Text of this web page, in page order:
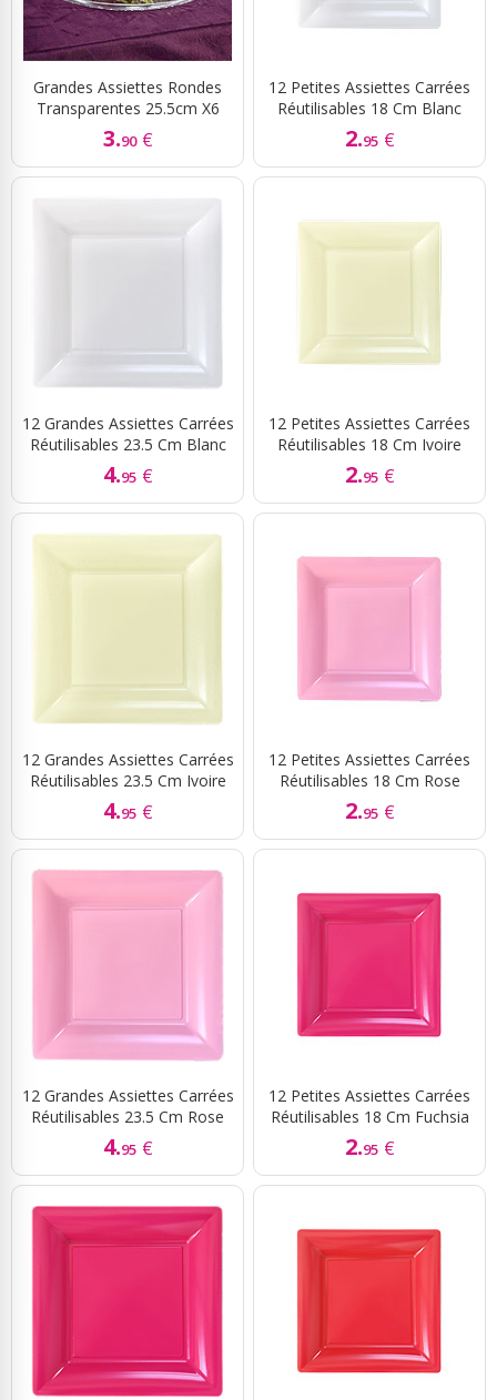
Grandes Assiettes Rondes
Transparentes 25.5cm X6
3.90 €
12 Petites Assiettes Carrées
Réutilisables 18 Cm Blanc
2.95 €
12 Grandes Assiettes Carrées
Réutilisables 23.5 Cm Blanc
4.95 €
12 Petites Assiettes Carrées
Réutilisables 18 Cm Ivoire
2.95 €
12 Grandes Assiettes Carrées
Réutilisables 23.5 Cm Ivoire
4.95 €
12 Petites Assiettes Carrées
Réutilisables 18 Cm Rose
2.95 €
12 Grandes Assiettes Carrées
Réutilisables 23.5 Cm Rose
4.95 €
12 Petites Assiettes Carrées
Réutilisables 18 Cm Fuchsia
2.95 €